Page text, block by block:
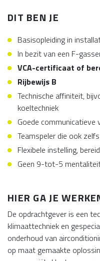
DIT BEN JE
Basisopleiding in
In bezit van een F-
VCA-certificaat of
Rijbewijs B
Technische affiniteit,
koeltechniek
Goede communicatieve
Teamspeler die ook
Flexibele instelling,
Geen 9-tot-5
HIER GA JE
De opdrachtgever is een
klimaattechniek en
onderhoud van
op maat gemaakte